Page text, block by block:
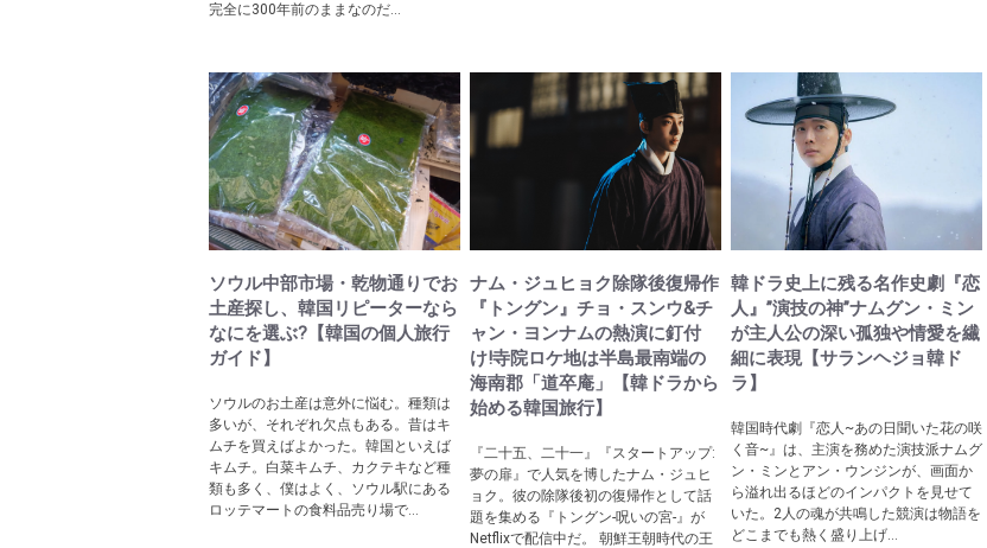
完全に300年前のままなのだ...
ソウル中部市場・乾物通りでお
土産探し、韓国リピーターなら
なにを選ぶ?【韓国の個人旅行
ガイド】
ソウルのお土産は意外に悩む。種類は
多いが、それぞれ欠点もある。昔はキ
ムチを買えばよかった。韓国といえば
キムチ。白菜キムチ、カクテキなど種
類も多く、僕はよく、ソウル駅にある
ロッテマートの食料品売り場で...
ナム・ジュヒョク除隊後復帰作
『トングン』チョ・スンウ&チ
ャン・ヨンナムの熱演に釘付
け!寺院ロケ地は半島最南端の
海南郡「道卒庵」【韓ドラから
始める韓国旅行】
『二十五、二十一』『スタートアップ:
夢の扉』で人気を博したナム・ジュヒ
ョク。彼の除隊後初の復帰作として話
題を集める『トングン-呪いの宮-』が
Netflixで配信中だ。 朝鮮王朝時代の王
韓ドラ史上に残る名作史劇『恋
人』”演技の神”ナムグン・ミン
が主人公の深い孤独や情愛を繊
細に表現【サランヘジョ韓ド
ラ】
韓国時代劇『恋人~あの日聞いた花の咲
く音~』は、主演を務めた演技派ナムグ
ン・ミンとアン・ウンジンが、画面か
ら溢れ出るほどのインパクトを見せて
いた。2人の魂が共鳴した競演は物語を
どこまでも熱く盛り上げ...